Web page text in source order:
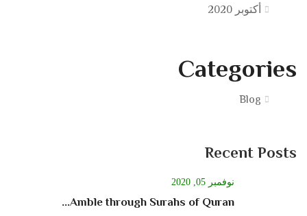
أكتوبر 2020
Categories
Blog
Recent Posts
نوفمبر 05, 2020
Amble through Surahs of Quran...